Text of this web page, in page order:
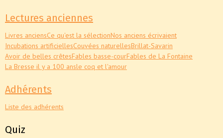
Lectures anciennes
Livres anciensCe qu'est la sélectionNos anciens écrivaient
Incubations artificiellesCouvées naturellesBrillat-Savarin
Avoir de belles crêtesFables basse-courFables de La Fontaine
La Bresse il y a 100 ansle coq et l'amour
Adhérents
Liste des adhérents
Quiz